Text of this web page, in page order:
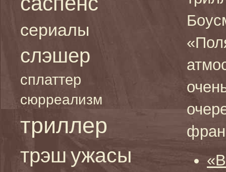
сериалы
слэшер
сплаттер
сюрреализм
триллер
трэшужасы